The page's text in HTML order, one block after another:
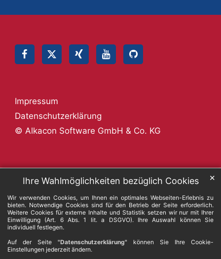
Ihre Wahlmöglichkeiten bezüglich Cookies
Wir verwenden Cookies, um Ihnen ein optimales Webseiten-Erlebnis zu
bieten. Notwendige Cookies sind für den Betrieb der Seite erforderlich.
Weitere Cookies für externe Inhalte und Statistik setzen wir nur mit Ihrer
Einwilligung (Art. 6 Abs. 1 lit. a DSGVO). Ihre Auswahl können Sie
individuell festlegen.
Auf der Seite "Datenschutzerklärung" können Sie Ihre Cookie-
Einstellungen jederzeit ändern.
✕
© Alkacon Software GmbH & Co. KG
Datenschutzerklärung
Impressum